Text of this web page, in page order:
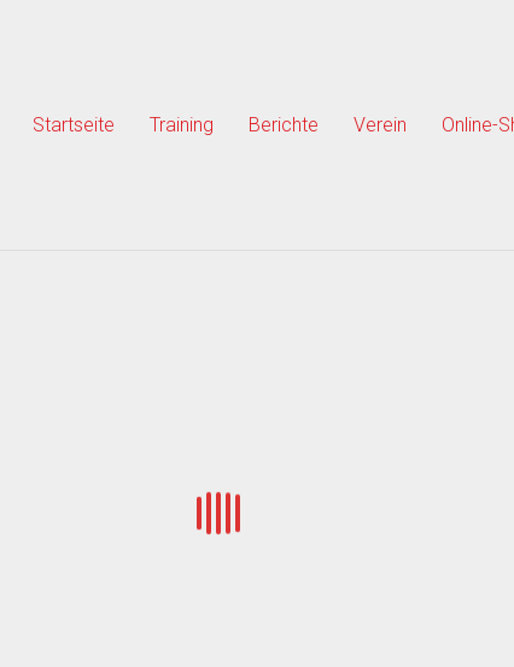
Startseite Training Berichte Verein Online-